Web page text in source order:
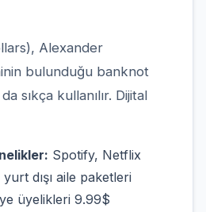
Alexander
bulunduğu banknot
sıkça kullanılır. Dijital
Spotify, Netflix
dışı aile paketleri
üyelikleri 9.99$